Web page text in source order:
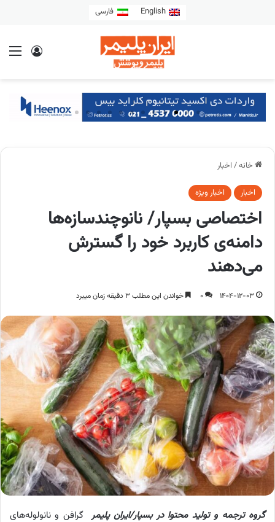
English فارسی
خانه/ اخبار
اخبار اخبار ویژه
اختصاصی بسپار/ نانوچندسازه‌ها
دامنه‌ی کاربرد خود را گسترش
می‌دهند
1404-12-03
0 خواندن این مطلب 3 دقیقه زمان میبرد
گروه ترجمه و تولید محتوا در بسپار/ایران پلیمر گرافن و نانولوله‌های